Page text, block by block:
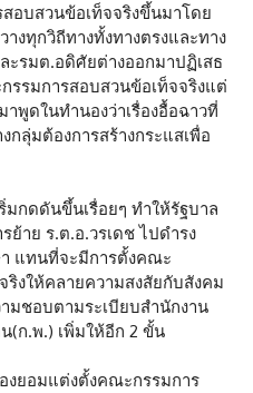
สอบสวนข้อเท็จจริงขึ้นมาโดย
งทุกวิถีทางทั้งทางตรงและทาง
รมต.อดิศัยต่างออกมาปฏิเสธ
รรมการสอบสวนข้อเท็จจริงแต่
าพูดในทำนองว่าเรื่องอื้อฉาวที่
กลุ่มต้องการสร้างกระแสเพื่อ
มกดดันขึ้นเรื่อยๆ ทำให้รัฐบาล
าย ร.ต.อ.วรเดช ไปดำรง
แทนที่จะมีการตั้งคณะ
ริงให้คลายความสงสัยกับสังคม
มชอบตามระเบียบสำนักงาน
(ก.พ.) เพิ่มให้อีก 2 ขั้น
งยอมแต่งตั้งคณะกรรมการ